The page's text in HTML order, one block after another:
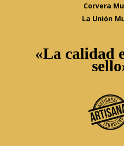
Corvera
La Unión
«La calidad